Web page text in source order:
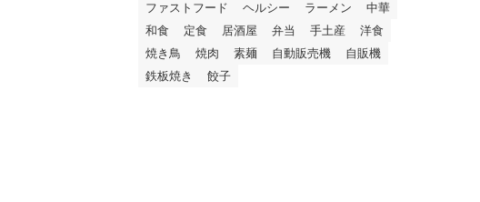
ファストフード
ヘルシー ラーメン
中華
和食
定食 居酒屋 弁当 手土産
洋食
焼き鳥
焼肉 素麺 自動販売機
自販機
鉄板焼き
餃子